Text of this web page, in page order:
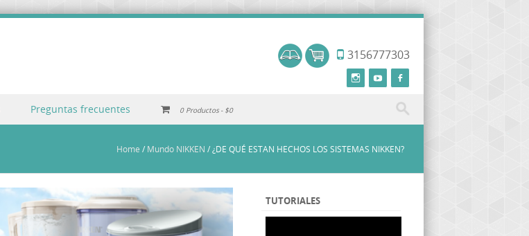
3156777303
Preguntas frecuentes 0 Productos $0
Home / Mundo NIKKEN /¿DE QUÉ ESTAN HECHOS LOS SISTEMAS NIKKEN?
TUTORIALES